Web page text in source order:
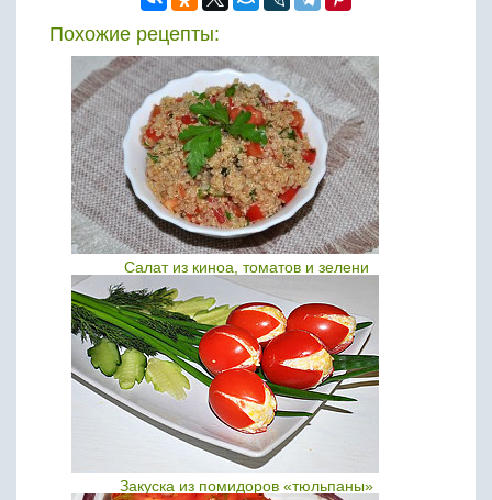
Похожие рецепты:
Салат из киноа, томатов и зелени
Закуска из помидоров «тюльпаны»